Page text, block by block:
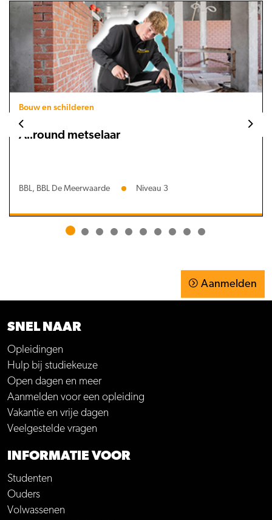
Bouw en schilderen
Allround metselaar
BBL, BBL De Meerwaarde Niveau 3
Aanmelden
SNEL NAAR
Opleidingen
Hulp bij studiekeuze
Open dagen en meer
Aanmelden voor een opleiding
Vakantie en vrije dagen
Veelgestelde vragen
INFORMATIE VOOR
Studenten
Ouders
Volwassenen